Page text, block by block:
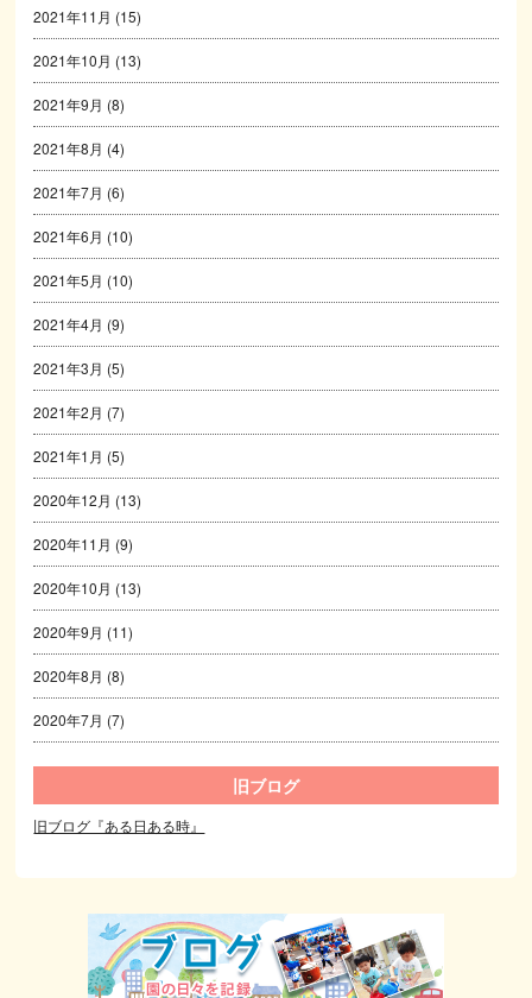
2021年11月 (15)
2021年10月 (13)
2021年9月 (8)
2021年8月 (4)
2021年7月 (6)
2021年6月 (10)
2021年5月 (10)
2021年4月 (9)
2021年3月 (5)
2021年2月 (7)
2021年1月 (5)
2020年12月 (13)
2020年11月 (9)
2020年10月 (13)
2020年9月 (11)
2020年8月 (8)
2020年7月 (7)
旧ブログ
旧ブログ『ある日ある時』